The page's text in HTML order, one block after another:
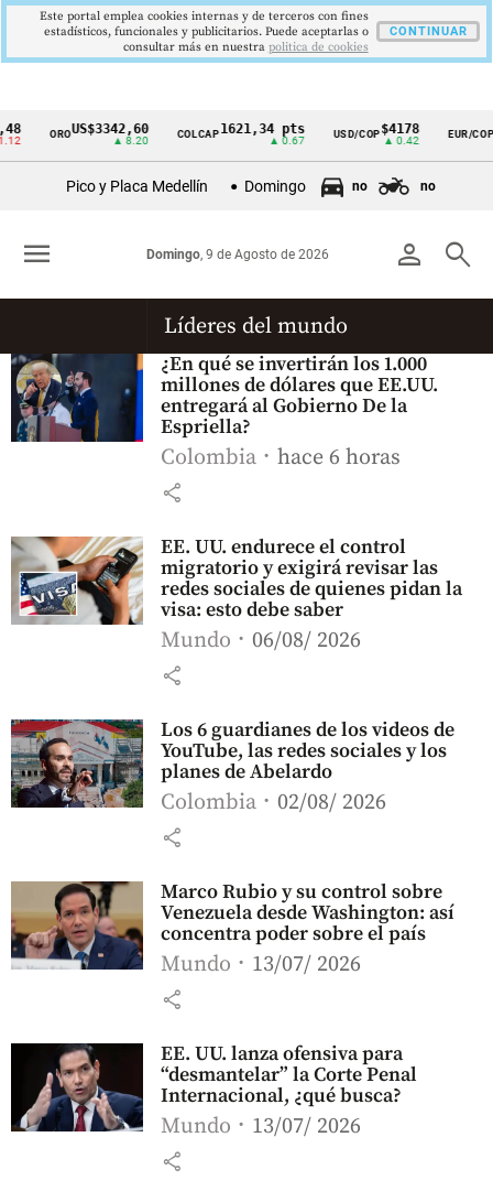
Cintillo
Colombia
OROUS$3342,60
▲ 8.20
COLCAP1621,34 pts
▲ 0.67
USD/COP$4178
▲ 0.42
EUR/COP
Pico y Placa Medellín Domingo no no
person search
Domingo, 9 de Agosto de 2026
menu
Líderes del mundo
¿En qué se invertirán los 1.000
millones de dólares que EE.UU.
entregará al Gobierno De la
Espriella?
Colombia hace 6 horas
share
EE. UU. endurece el control
migratorio y exigirá revisar las
redes sociales de quienes pidan la
visa: esto debe saber
Mundo 06/08/ 2026
share
Los 6 guardianes de los videos de
YouTube, las redes sociales y los
planes de Abelardo
Colombia 02/08/ 2026
share
Marco Rubio y su control sobre
Venezuela desde Washington: así
concentra poder sobre el país
Mundo 13/07/ 2026
share
EE. UU. lanza ofensiva para
“desmantelar” la Corte Penal
Internacional, ¿qué busca?
Mundo 13/07/ 2026
share
Este portal emplea cookies internas y de terceros con fines
estadísticos, funcionales y publicitarios. Puede aceptarlas o
consultar más en nuestra politica de cookies
CONTINUAR